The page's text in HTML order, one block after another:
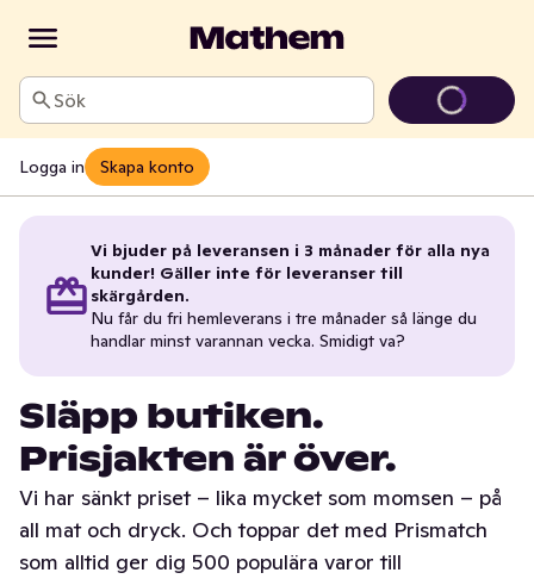
Sök
Logga in Skapa konto
Vi bjuder på leveransen i 3 månader för alla nya
kunder! Gäller inte för leveranser till
skärgården.
Nu får du fri hemleverans i tre månader så länge du
handlar minst varannan vecka. Smidigt va?
Släpp butiken.
Prisjakten är över.
Vi har sänkt priset – lika mycket som momsen – på
all mat och dryck. Och toppar det med Prismatch
som alltid ger dig 500 populära varor till